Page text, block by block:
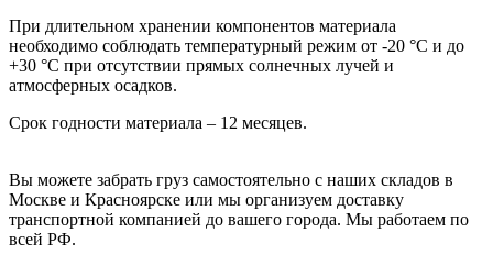
При длительном хранении компонентов материала
необходимо соблюдать температурный режим от -20 °С и до
+30 °С при отсутствии прямых солнечных лучей и
атмосферных осадков.
Срок годности материала – 12 месяцев.
Вы можете забрать груз самостоятельно с наших складов в
Москве и Красноярске или мы организуем доставку
транспортной компанией до вашего города. Мы работаем по
всей РФ.